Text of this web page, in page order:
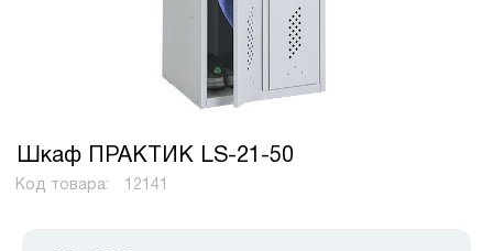
Шкаф ПРАКТИК LS-21-50
Код товара: 12141